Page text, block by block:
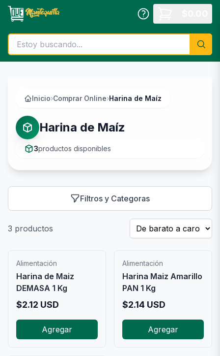
Saltar al contenido principal
Inicio›Comprar Online›Harina de Maíz
Harina de Maíz
3productos disponibles
Filtros y Categoras
3 productos
Alimentación
Harina de Maiz
DEMASA 1 Kg
$2.12 USD
Agregar
Alimentación
Harina Maiz Amarillo
PAN 1 Kg
$2.14 USD
Agregar